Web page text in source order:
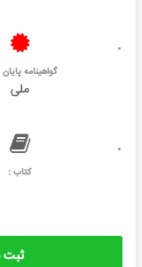
گواهینامه
ملی
کتاب :
ثبت